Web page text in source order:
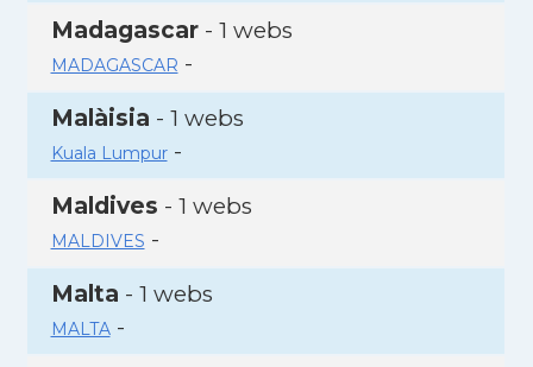
Madagascar- 1 webs
MADAGASCAR -
Malàisia - 1 webs
Kuala Lumpur-
Maldives - 1 webs
MALDIVES -
Malta - 1 webs
MALTA-